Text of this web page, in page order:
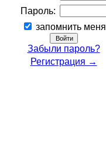
Пароль:
запомнить меня
Забыли пароль?
Регистрация →